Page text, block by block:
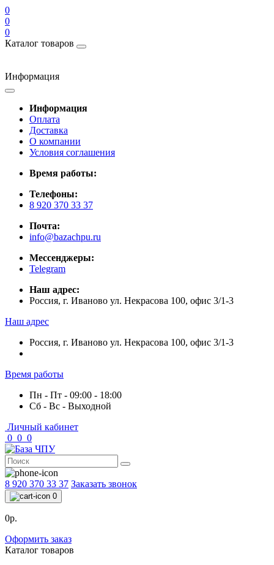
0
0
0
Каталог товаров
Информация
Информация
Оплата
Доставка
О компании
Условия соглашения
Время работы:
Телефоны:
8 920 370 33 37
Почта:
info@bazachpu.ru
Мессенджеры:
Telegram
Наш адрес:
Россия, г. Иваново ул. Некрасова 100, офис 3/1-3
Наш адрес
Россия, г. Иваново ул. Некрасова 100, офис 3/1-3
Время работы
Пн - Пт - 09:00 - 18:00
Сб - Вс - Выходной
Личный кабинет
0 0 0
8 920 370 33 37 Заказать звонок
0
0р.
Оформить заказ
Каталог товаров